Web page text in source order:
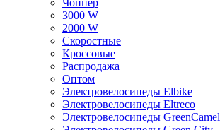
Чоппер
3000 W
2000 W
Скоростные
Кроссовые
Распродажа
Оптом
Электровелосипеды Elbike
Электровелосипеды Eltreco
Электровелосипеды GreenCamel